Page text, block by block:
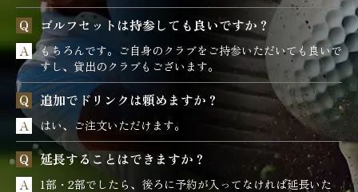
ゴルフセットは持参しても良いですか？
もちろんです。ご自身のクラブをご持参いただいても良いで
すし、貸出のクラブもございます。
追加でドリンクは頼めますか？
はい、ご注文いただけます。
延長することはできますか？
1部・2部でしたら、後ろに予約が入ってなければ延長いた